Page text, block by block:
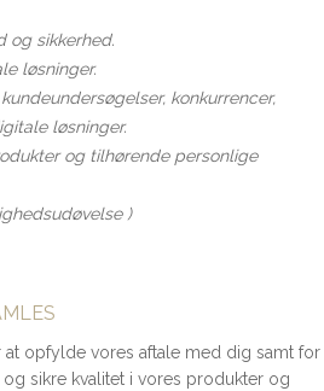
og sikkerhed.
løsninger.
konkurrencer,
løsninger.
og tilhørende personlige
)
opfylde vores aftale med dig samt for
sikre kvalitet i vores produkter og